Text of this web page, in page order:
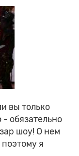
вы только
- обязательно
шоу! О нем
я